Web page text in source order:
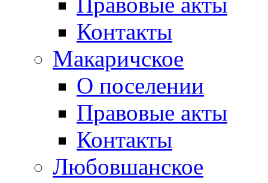
Контакты
Макаричское
О поселении
Правовые акты
Контакты
Любовшанское